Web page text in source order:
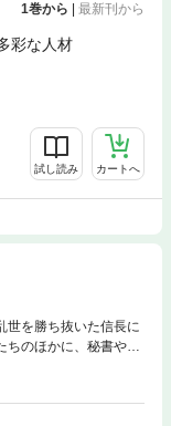
1巻から 最新刊から
彩な人材
試し読み カートへ
世を勝ち抜いた信長に
のほかに、秘書や吏
いたことを忘れては
れ、その才能を惜し
のの本分を尽くした。